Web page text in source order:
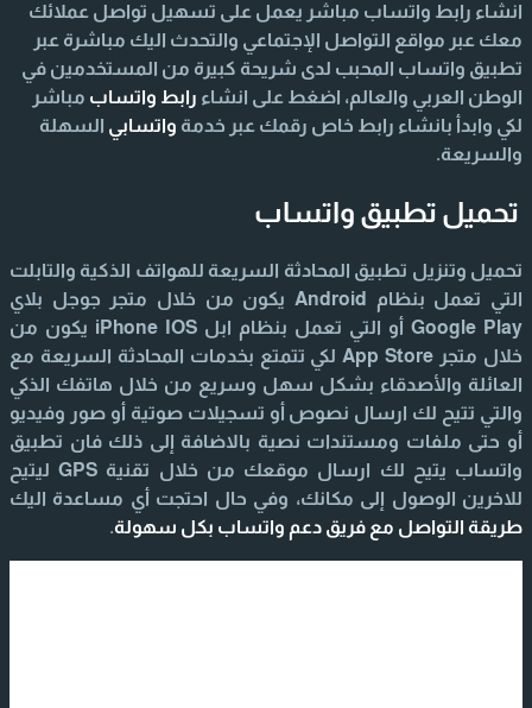
انشاء رابط واتساب مباشر يعمل على تسهيل تواصل عملائك
معك عبر مواقع التواصل الإجتماعي والتحدث اليك مباشرة عبر
تطبيق واتساب المحبب لدى شريحة كبيرة من المستخدمين في
الوطن العربي والعالم، اضغط على انشاء رابط واتساب مباشر
لكي وابدأ بانشاء رابط خاص رقمك عبر خدمة واتسابي السهلة
والسريعة.
تحميل تطبيق واتساب
تحميل وتنزيل تطبيق المحادثة السريعة للهواتف الذكية والتابلت
التي تعمل بنظام Android يكون من خلال متجر جوجل بلاي
Google Play أو التي تعمل بنظام ابل iPhone IOS يكون من
خلال متجر App Store لكي تتمتع بخدمات المحادثة السريعة مع
العائلة والأصدقاء بشكل سهل وسريع من خلال هاتفك الذكي
والتي تتيح لك ارسال نصوص أو تسجيلات صوتية أو صور وفيديو
أو حتى ملفات ومستندات نصية بالاضافة إلى ذلك فان تطبيق
واتساب يتيح لك ارسال موقعك من خلال تقنية GPS ليتيح
للاخرين الوصول إلى مكانك، وفي حال احتجت أي مساعدة اليك
طريقة التواصل مع فريق دعم واتساب بكل سهولة.